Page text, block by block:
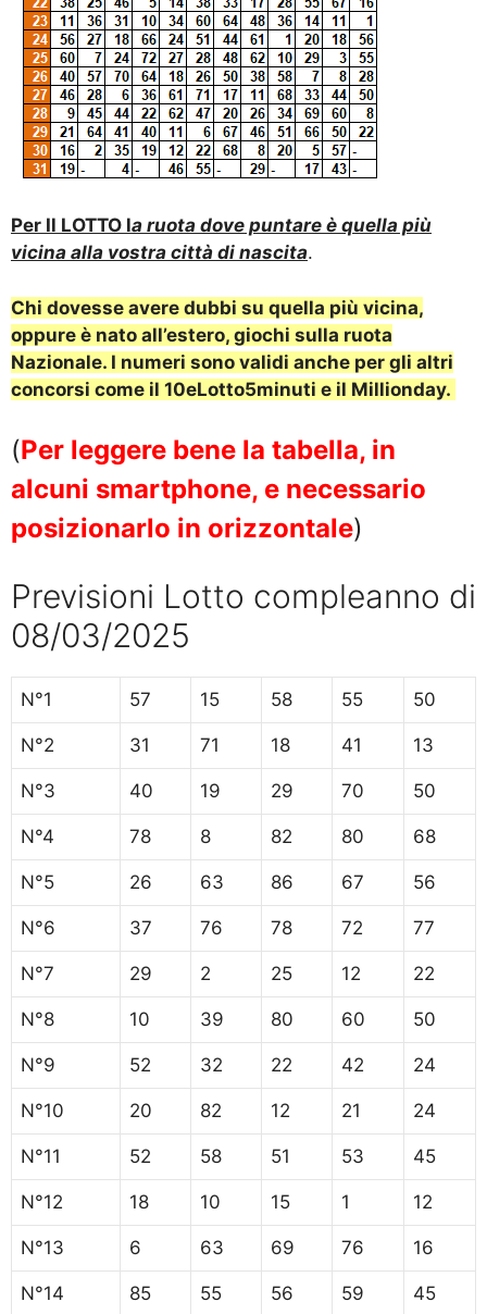
Per Il LOTTO la ruota dove puntare è quella più
vicina alla vostra città di nascita.
Chi dovesse avere dubbi su quella più vicina,
oppure è nato all’estero, giochi sulla ruota
Nazionale. I numeri sono validi anche per gli altri
concorsi come il 10eLotto5minuti e il Millionday.
(Per leggere bene la tabella, in
alcuni smartphone, e necessario
posizionarlo in orizzontale)
Previsioni Lotto compleanno di
08/03/2025
N°1 57 15 58 55 50
N°2 31 71 18 41 13
N°3 40 19 29 70 50
N°4 78 8 82 80 68
N°5 26 63 86 67 56
N°6 37 76 78 72 77
N°7 29 2 25 12 22
N°8 10 39 80 60 50
N°9 52 32 22 42 24
N°10 20 82 12 21 24
N°11 52 58 51 53 45
N°12 18 10 15 1 12
N°13 6 63 69 76 16
N°14 85 55 56 59 45